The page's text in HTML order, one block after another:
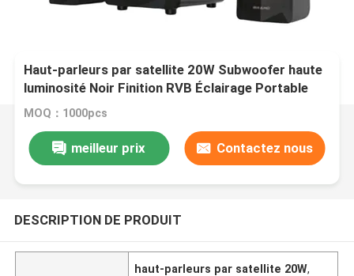
Haut-parleurs par satellite 20W Subwoofer haute
luminosité Noir Finition RVB Éclairage Portable
Remote Bluetooth 5.0 AUX Entrée
MOQ：1000pcs
meilleur prix Contactez nous
DESCRIPTION DE PRODUIT
haut-parleurs par satellite 20W,